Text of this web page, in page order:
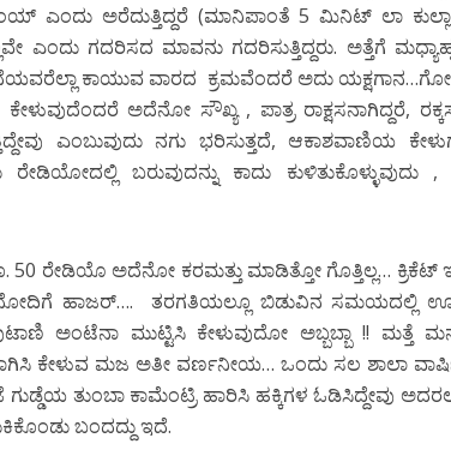
ಎಂದು ಅರೆದುತ್ತಿದ್ದರೆ (ಮಾನಿಪಾಂತೆ 5 ಮಿನಿಟ್ ಲಾ
ಎಂದು ಗದರಿಸದ ಮಾವನು ಗದರಿಸುತ್ತಿದ್ದರು. ಅತ್ತೆಗೆ
ಕಾಯುವ ವಾರದ ಕ್ರಮವೆಂದರೆ ಅದು
ಅದೆನೋ ಸೌಖ್ಯ , ಪಾತ್ರ ರಾಕ್ಷಸನಾಗಿದ್ದರೆ,
ಎಂಬುವುದು ನಗು ಭರಿಸುತ್ತದೆ, ಆಕಾಶವಾಣಿಯ
ಬರುವುದನ್ನು ಕಾದು ಕುಳಿತುಕೊಳ್ಳುವುದು
50 ರೇಡಿಯೊ ಅದೆನೋ ಕರಮತ್ತು ಮಾಡಿತ್ತೋ ಗೊತ್ತಿಲ್ಲ… ಕ್ರಿಕೆಟ್
ಹಾಜರ್…. ತರಗತಿಯಲ್ಲೂ ಬಿಡುವಿನ ಸಮಯದಲ್ಲಿ
ಅಂಟೆನಾ ಮುಟ್ಟಿಸಿ ಕೇಳುವುದೋ ಅಬ್ಬಬ್ಬಾ !! ಮತ್ತೆ
ತಾಗಿಸಿ ಕೇಳುವ ಮಜ ಅತೀ ವರ್ಣನೀಯ… ಒಂದು ಸಲ ಶಾಲಾ
ತುಂಬಾ ಕಾಮೆಂಟ್ರಿ ಹಾರಿಸಿ ಹಕ್ಕಿಗಳ ಓಡಿಸಿದ್ದೇವು
ಬಂದದ್ದು ಇದೆ.